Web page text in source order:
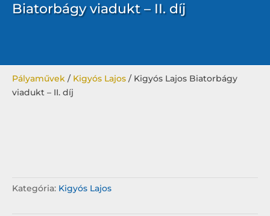
Biatorbágy viadukt – II. díj
Pályaművek / Kigyós Lajos / Kigyós Lajos Biatorbágy
viadukt – II. díj
Kategória: Kigyós Lajos